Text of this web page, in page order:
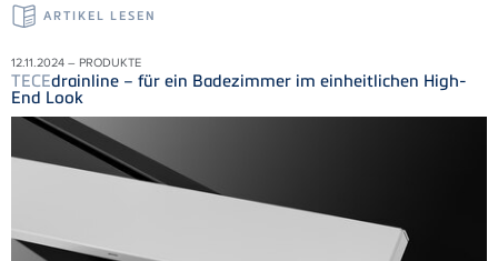
ARTIKEL LESEN
12.11.2024 – PRODUKTE
TECEdrainline – für ein Badezimmer im einheitlichen High-
End Look